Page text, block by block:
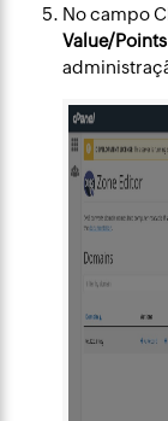
No campo
Value/